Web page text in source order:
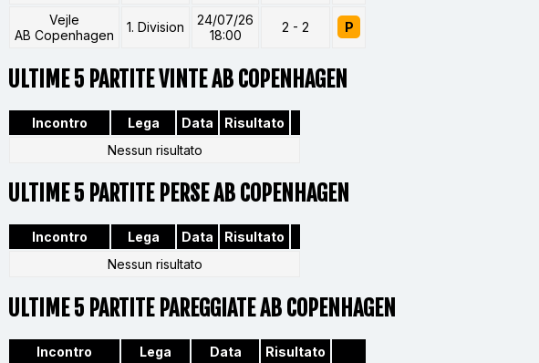
Vejle
AB Copenhagen
1. Division
24/07/26
18:00
2 - 2 P
ULTIME 5 PARTITE VINTE AB COPENHAGEN
Incontro Lega Data
Risultato
Nessun risultato
ULTIME 5 PARTITE PERSE AB COPENHAGEN
Incontro Lega Data
Risultato
Nessun risultato
ULTIME 5 PARTITE PAREGGIATE AB COPENHAGEN
Incontro Lega Data
Risultato